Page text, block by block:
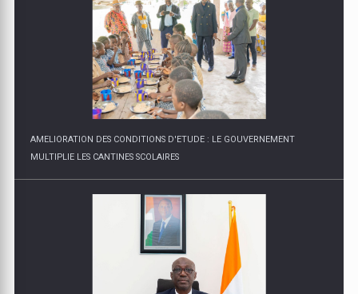
AMELIORATION DES CONDITIONS D'ETUDE : LE GOUVERNEMENT
MULTIPLIE LES CANTINES SCOLAIRES